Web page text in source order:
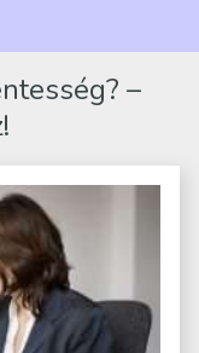
–